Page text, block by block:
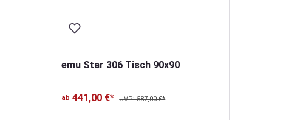
von 5 von 5 Sternen
emu Star 306 Tisch 90x90
ab 441,00 €* UVP: 587,00 €*